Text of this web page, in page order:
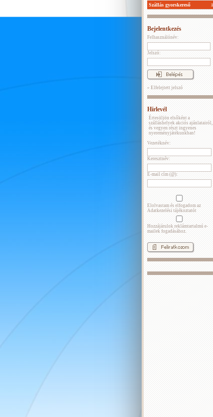
Szállás gyorskereső
Bejelentkezés
Felhasználónév:
Jelszó:
» Elfelejtett jelszó
Hírlevél
Értesüljön elsőként a
szálláshelyek akciós ajánlatairól,
és vegyen részt ingyenes
nyereményjátékunkban!
Vezetéknév:
Keresztnév:
E-mail cím (@):
Elolvastam és elfogadom az
Adatkezelési tájékoztatót
Hozzájárulok reklámtartalmú e-
mailek fogadásához.